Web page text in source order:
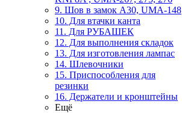
9. Шов в замок А30, UMA-148
10. Для втачки канта
11. Для РУБАШЕК
12. Для выполнения складок
13. Для изготовления лампас
14. Шлевочники
15. Приспособления для
резинки
16. Держатели и кронштейны
Ещё